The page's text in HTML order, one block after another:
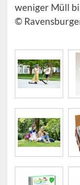
weniger Müll
©